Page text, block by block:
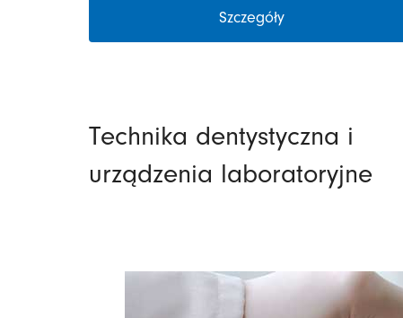
Szczegóły
Technika dentystyczna i
urządzenia laboratoryjne